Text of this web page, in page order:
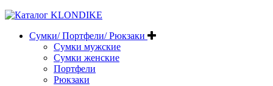
Сумки/ Портфели/ Рюкзаки
Сумки мужские
Сумки женские
Портфели
Рюкзаки